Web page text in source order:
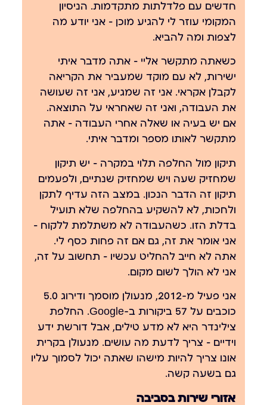
חדשים עם פלדלתות מתקדמות. הניסיון
המקומי עוזר לי להגיע מוכן — אני יודע מה
לצפות ומה להביא.
כשאתה מתקשר אליי — אתה מדבר איתי
ישירות, לא עם מוקד שמעביר את הקריאה
לקבלן אקראי. אני זה שמגיע, אני זה שעושה
את העבודה, ואני זה שאחראי על התוצאה.
אם יש בעיה או שאלה אחרי העבודה — אתה
מתקשר לאותו מספר ומדבר איתי.
תיקון מול החלפה תלוי במקרה — יש תיקון
שמחזיק שעה ויש שמחזיק שנתיים, ולפעמים
תיקון זה הדבר הנכון. במצב הזה עדיף לתקן
ולחכות, לא להשקיע בהחלפה שלא תועיל
בדלת הזו. כשהעבודה לא משתלמת ללקוח —
אני אומר את זה, גם אם זה פחות כסף לי.
אתה לא חייב להחליט עכשיו — תחשוב על זה,
אני לא הולך לשום מקום.
אני פעיל מ-2012, מנעולן מוסמך ודירוג 5.0
כוכבים על 57 ביקורות ב-Google. החלפת
צילינדר היא לא מדע טילים, אבל דורשת ידע
וידיים — צריך לדעת מה עושים. מנעולן בקרית
אונו צריך להיות מישהו שאתה יכול לסמוך עליו
גם בשעה קשה.
אזורי שירות בסביבה